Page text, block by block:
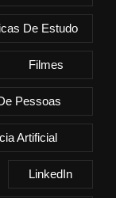
De Estudo
Filmes
Pessoas
Artificial
LinkedIn